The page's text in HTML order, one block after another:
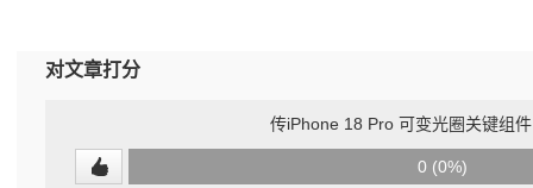
对文章打分
传iPhone 18 Pro 可变光圈关键组
0 (0%)